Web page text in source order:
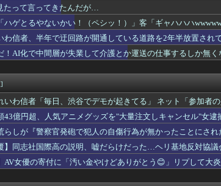
ホあるらしいね。じゃあデータ管理どうしてるの...
大谷翔平にブチギレてしまう！！！！！！
安を阻止するために日米の通貨当局が実施した為替介入は...
から銀行口座を作る権利を剥奪、そのせいで皮肉すぎる展
たの30〜90万円と判明ｗｗｗｗｗｗｗｗｗｗｗ
ひっそりとヤバいことになっていた・・・
ービスエリア利用有料化すればサボらず走るし流問題解決...
ンションから37歳男性が転落して死亡 窓ガラスの清掃...
た」コメ余りに農家が悲鳴 売値は生産原価の半分以下に
要な隣国」だと3年連続で位置づけ…韓国メディア！
数100万部割れ [8/6]
る」と左派が心の拠り所にする動画、目撃者から総ツッコ
長く滞在予定
にはなんの責任もないのにかわいそう、不幸なこと利用し...
か別人になる😭
英政府機関の性能評価試験
たって言ってきたんだが…
ハゲとるやないかい！（ペシッ！）」客「ギャハハハ
わ信者、半年で迂回路が開通している道路を2年半放置され
！AI化で中間層が失業して介護とか運送の仕事するしか無
いわ信者「毎日、渋谷でデモが起きてる」 ネット「参加者
て草」
43億円超、人気アニメグッズを"大量注文しキャンセル"女
場を操作してたのでは」
らしが『警察官発砲で犯人の自傷行為が無かったことにさ
散してマスゴミの偏向報道確定
】同志社国際高の説明、嘘だらけだった…ヘリ基地反対協
AV女優の寄付に「汚い金やけどありがとう😊」リプして